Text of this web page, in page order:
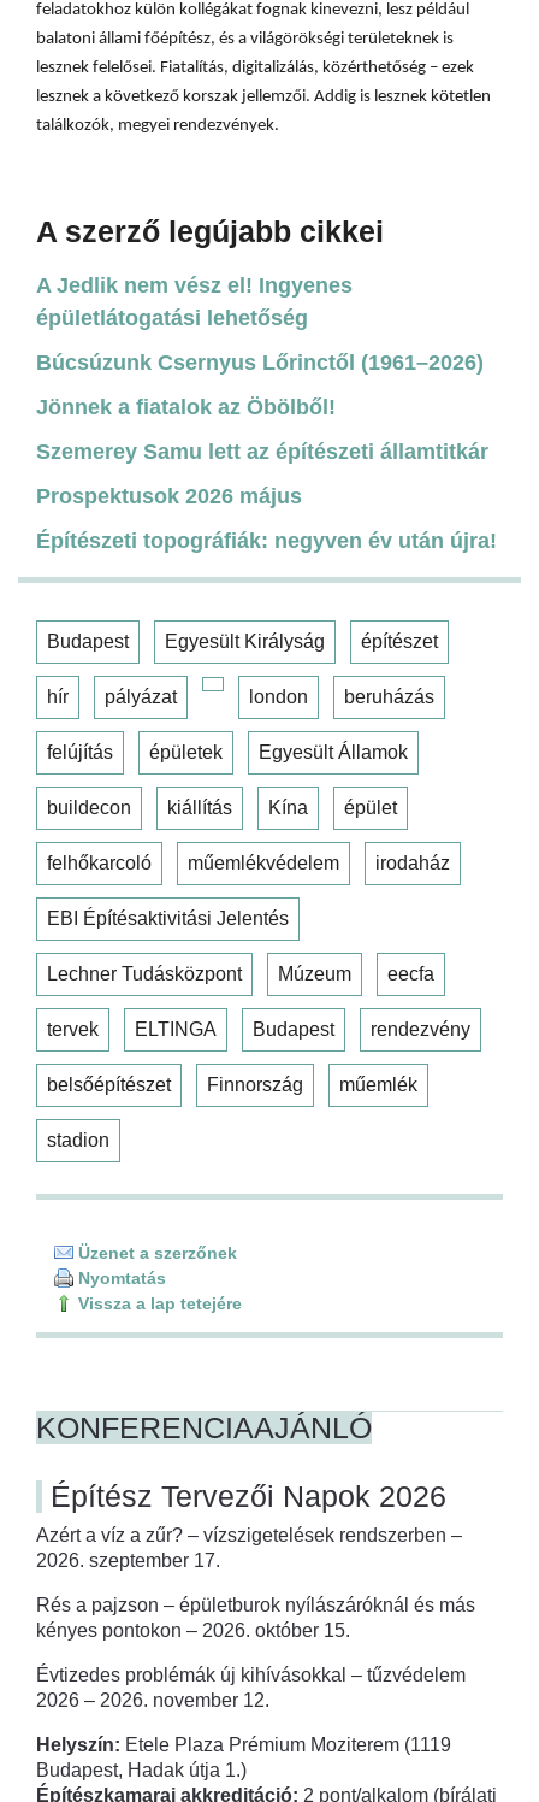
feladatokhoz külön kollégákat fognak kinevezni, lesz például
balatoni állami főépítész, és a világörökségi területeknek is
lesznek felelősei. Fiatalítás, digitalizálás, közérthetőség – ezek
lesznek a következő korszak jellemzői. Addig is lesznek kötetlen
találkozók, megyei rendezvények.
A szerző legújabb cikkei
A Jedlik nem vész el! Ingyenes
épületlátogatási lehetőség
Búcsúzunk Csernyus Lőrinctől (1961–2026)
Jönnek a fiatalok az Öbölből!
Szemerey Samu lett az építészeti államtitkár
Prospektusok 2026 május
Építészeti topográfiák: negyven év után újra!
Budapest Egyesült Királyság építészet
hír pályázat london beruházás
felújítás épületek Egyesült Államok
buildecon kiállítás Kína épület
felhőkarcoló műemlékvédelem irodaház
EBI Építésaktivitási Jelentés
Lechner Tudásközpont Múzeum eecfa
tervek ELTINGA Budapest rendezvény
belsőépítészet Finnország műemlék
stadion
Üzenet a szerzőnek
Nyomtatás
Vissza a lap tetejére
KONFERENCIAAJÁNLÓ
Építész Tervezői Napok 2026
Azért a víz a zűr? – vízszigetelések rendszerben –
2026. szeptember 17.
Rés a pajzson – épületburok nyílászáróknál és más
kényes pontokon – 2026. október 15.
Évtizedes problémák új kihívásokkal – tűzvédelem
2026 – 2026. november 12.
Helyszín: Etele Plaza Prémium Moziterem (1119
Budapest, Hadak útja 1.)
Építészkamarai akkreditáció: 2 pont/alkalom (bírálati